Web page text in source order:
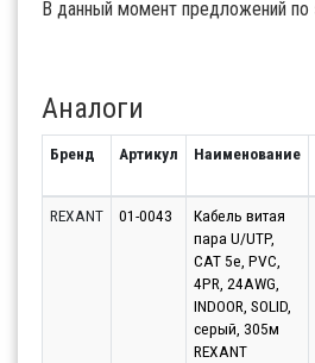
В данный момент предложений по
Аналоги
Бренд Артикул Наименование
REXANT 01-0043
Кабель витая
пара U/UTP,
CAT 5e, PVC,
4PR, 24AWG,
INDOOR, SOLID,
серый, 305м
REXANT